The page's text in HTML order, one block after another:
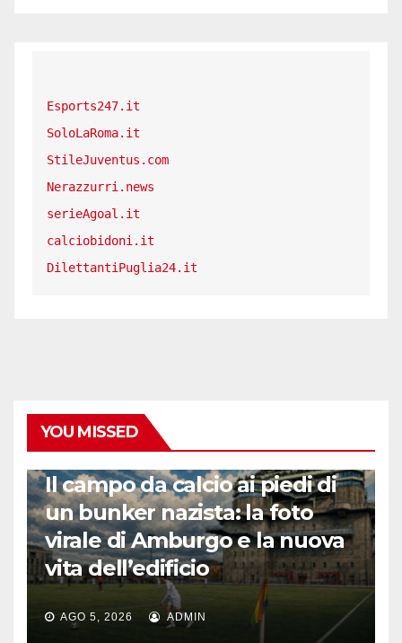
Esports247.it
SoloLaRoma.it
StileJuventus.com
Nerazzurri.news
serieAgoal.it
calciobidoni.it
DilettantiPuglia24.it
YOU MISSED
Il campo da calcio ai piedi di
un bunker nazista: la foto
virale di Amburgo e la nuova
vita dell’edificio
AGO 5, 2026 ADMIN